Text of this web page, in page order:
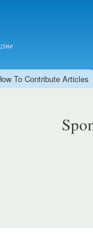
To Contribute Articles